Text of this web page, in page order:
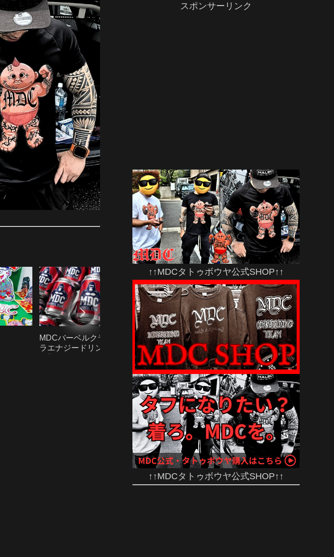
MDCバーベルクラブ｜ゴリ
ラエナジードリンク【パワリ
MDCバーベルクラブ｜NEW
アパレル｜総柄トレーナー×
総柄ショーツ、シングレット
用ロゴTシャツ
スポンサーリンク
↑↑MDCタトゥボウヤ公式SHOP↑↑
↑↑MDCタトゥボウヤ公式SHOP↑↑